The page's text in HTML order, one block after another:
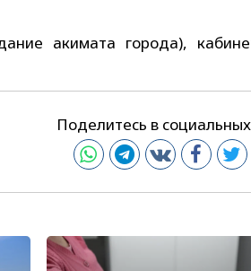
акимата города),
Поделитесь в